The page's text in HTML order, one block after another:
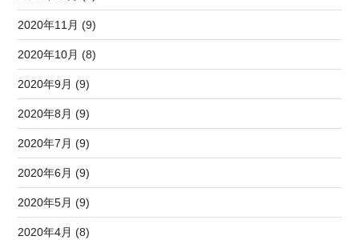
2020年11月 (9)
2020年10月 (8)
2020年9月 (9)
2020年8月 (9)
2020年7月 (9)
2020年6月 (9)
2020年5月 (9)
2020年4月 (8)